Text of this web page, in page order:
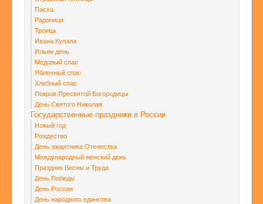
Пасха
Радоница
Троица
Ивана Купала
Ильин день
Медовый спас
Яблочный спас
Хлебный спас
Покров Пресвятой Богородицы
День Святого Николая
Государственные праздники в России
Новый год
Рождество
День защитника Отечества
Международный женский день
Праздник Весны и Труда
День Победы
День России
День народного единства